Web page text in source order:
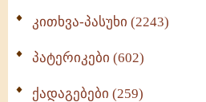
კითხვა-პასუხი (2243)
პატერიკები (602)
ქადაგებები (259)